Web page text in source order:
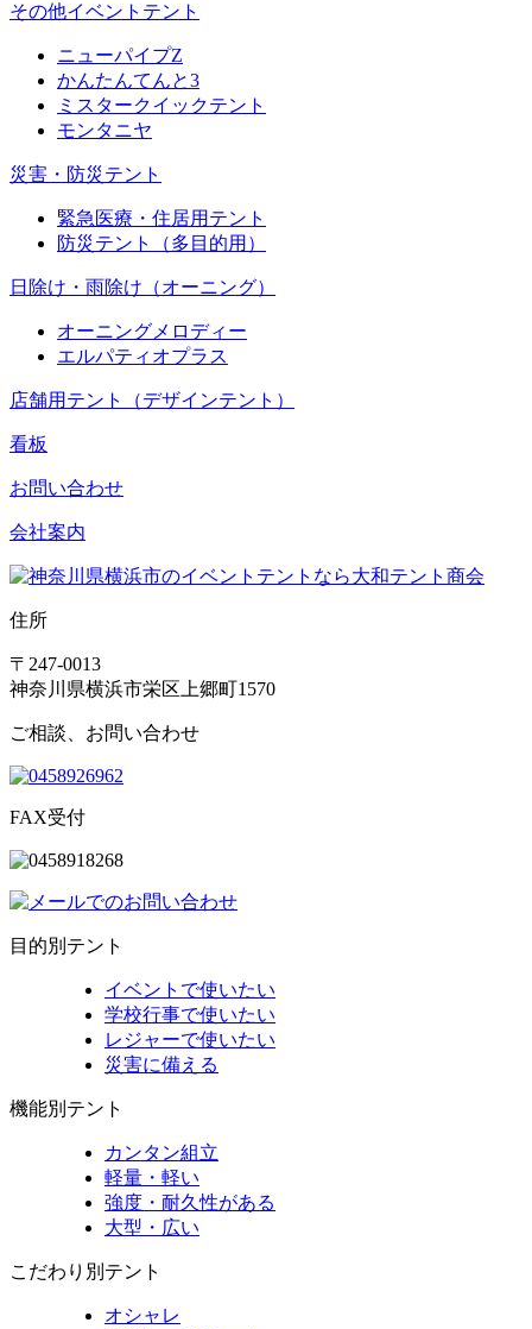
その他イベントテント
ニューパイプZ
かんたんてんと3
ミスタークイックテント
モンタニヤ
災害・防災テント
緊急医療・住居用テント
防災テント（多目的用）
日除け・雨除け（オーニング）
オーニングメロディー
エルパティオプラス
店舗用テント（デザインテント）
看板
お問い合わせ
会社案内
住所
〒247-0013
神奈川県横浜市栄区上郷町1570
ご相談、お問い合わせ
FAX受付
目的別テント
イベントで使いたい
学校行事で使いたい
レジャーで使いたい
災害に備える
機能別テント
カンタン組立
軽量・軽い
強度・耐久性がある
大型・広い
こだわり別テント
オシャレ